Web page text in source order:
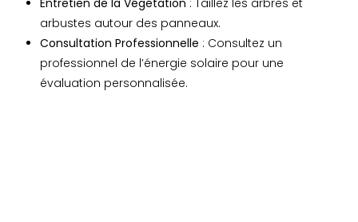
arbustes autour des panneaux.
Consultation Professionnelle : Consultez un
professionnel de l’énergie solaire pour une
évaluation personnalisée.